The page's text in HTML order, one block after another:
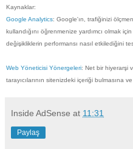
Kaynaklar:
Google Analytics: Google'ın, trafiğinizi
kullandığını öğrenmenize yardımcı olmak
değişikliklerin performansı nasıl etkilediğini
Web Yöneticisi Yönergeleri: Net bir hiyerarşi
tarayıcılarının sitenizdeki içeriği bulmasına ve
Inside AdSense at 11:31
Paylaş